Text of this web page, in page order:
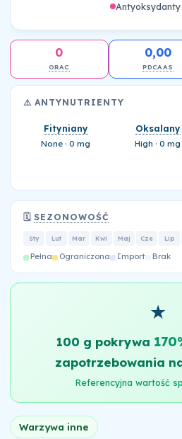
Antyoksydanty
0
ORAC
0,00
PDCAAS
⚠️ ANTYNUTRIENTY
Fityniany
None · 0 mg
Oksalany
High · 0 mg
🗓️SEZONOWOŚĆ
Sty Lut Mar Kwi Maj Cze Lip
Pełna Ograniczona Import Brak
★
100 g pokrywa
zapotrzebowania
Referencyjna wartość
Warzywa inne